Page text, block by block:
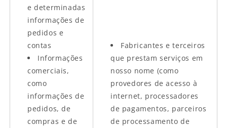
e determinadas
informações de
pedidos e
contas
Informações
comerciais,
como
informações de
pedidos, de
compras e de
Fabricantes e terceiros
que prestam serviços em
nosso nome (como
provedores de acesso à
internet, processadores
de pagamentos, parceiros
de processamento de